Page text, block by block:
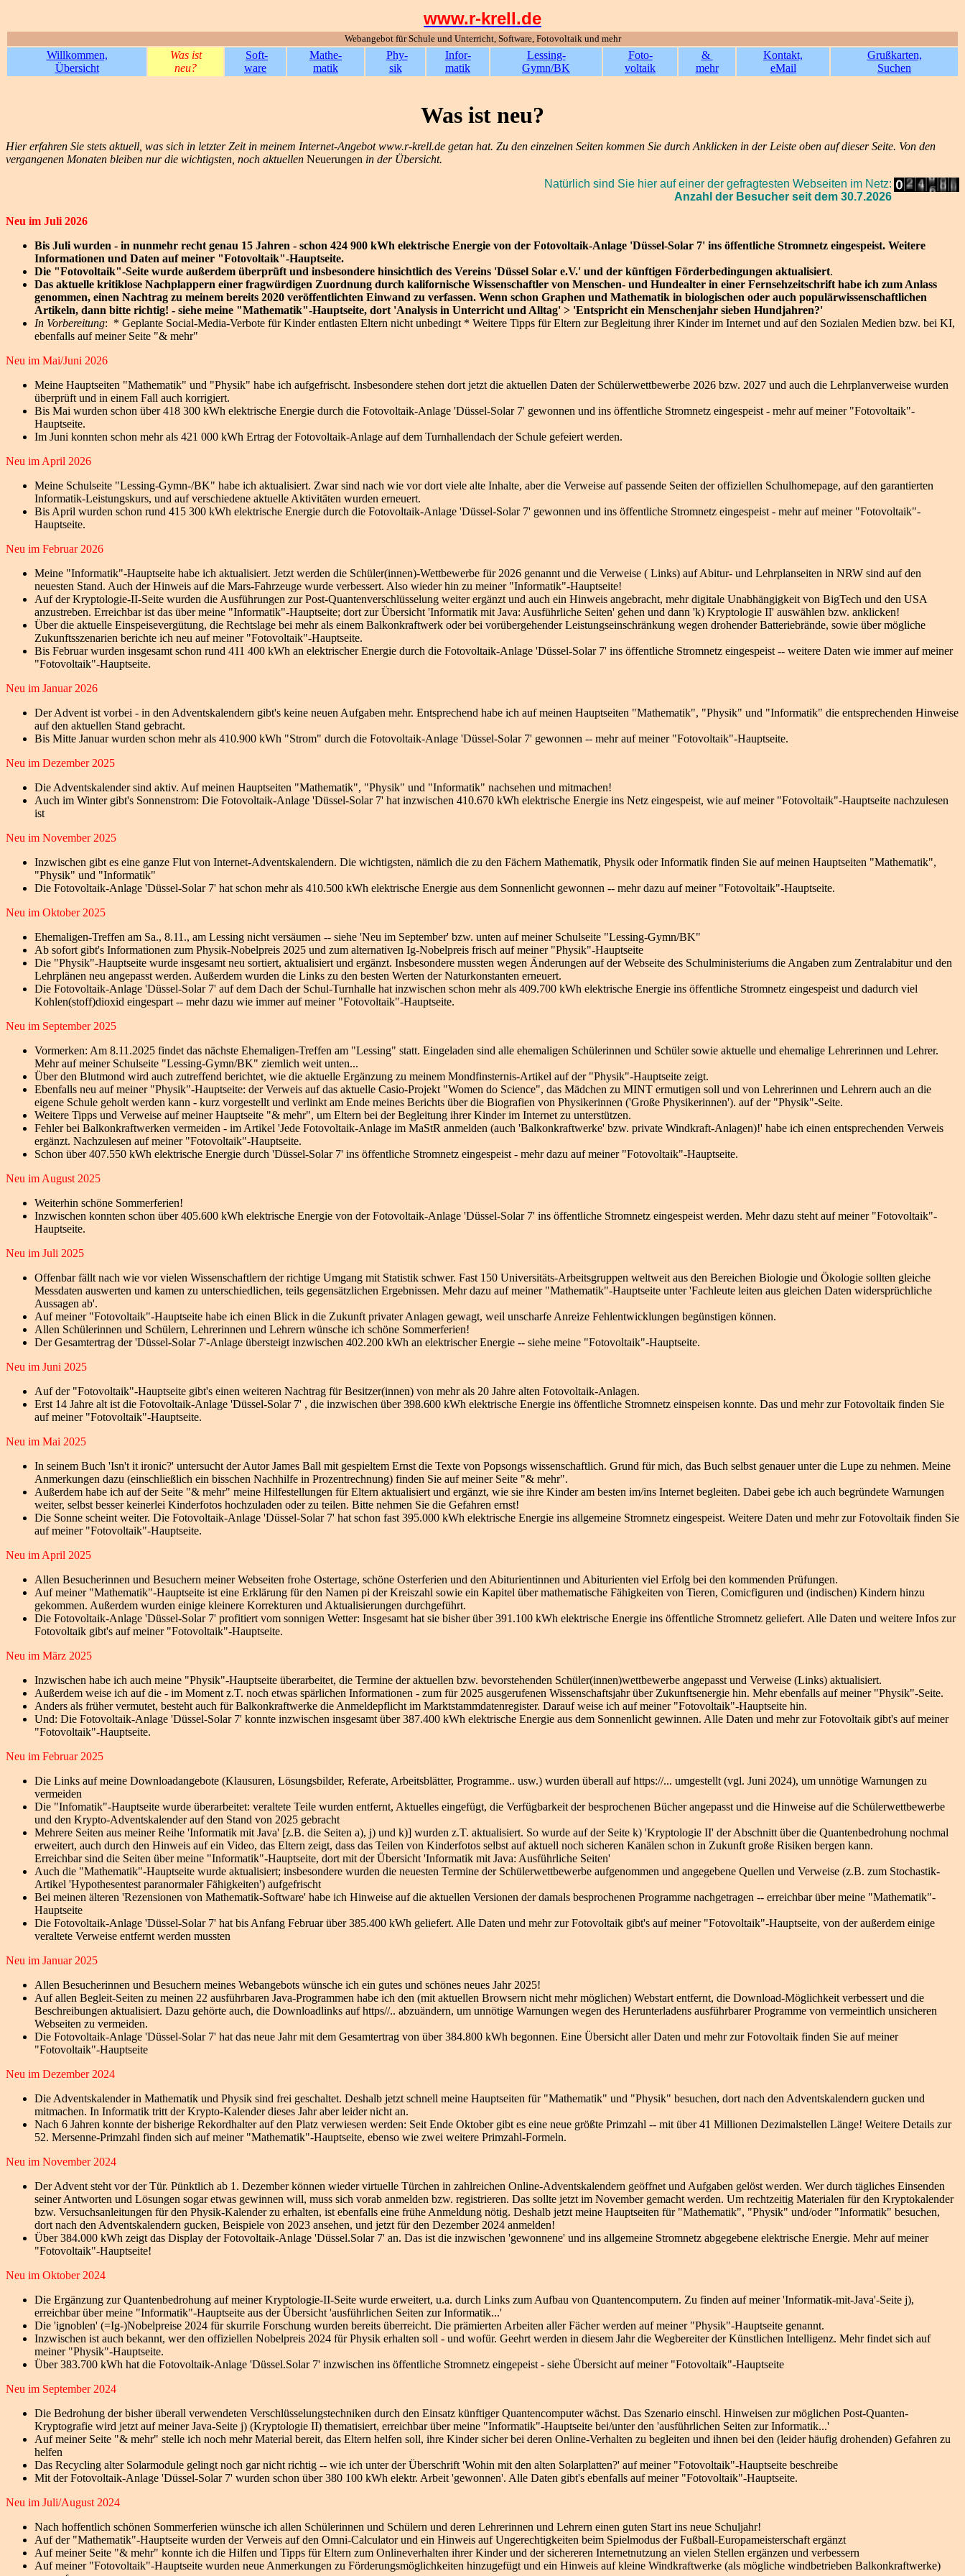
www.r-krell.de
Webangebot für Schule und Unterricht, Software, Fotovoltaik und mehr
Willkommen,
Übersicht
Was ist
neu?
Soft-
ware
Mathe-
matik
Phy-
sik
Infor-
matik
Lessing-
Gymn/BK
Foto-
voltaik
&
mehr
Kontakt,
eMail
Grußkarten,
Suchen
Was ist neu?
Hier erfahren Sie stets aktuell, was sich in letzter Zeit in meinem Internet-Angebot www.r-krell.de getan hat. Zu den einzelnen Seiten kommen Sie durch Anklicken in der Leiste oben auf dieser Seite. Von den
vergangenen Monaten bleiben nur die wichtigsten, noch aktuellen Neuerungen in der Übersicht.
Natürlich sind Sie hier auf einer der gefragtesten Webseiten im Netz:
Anzahl der Besucher seit dem 30.7.2026
Neu im Juli 2026
Bis Juli wurden - in nunmehr recht genau 15 Jahren - schon 424 900 kWh elektrische Energie von der Fotovoltaik-Anlage 'Düssel-Solar 7' ins öffentliche Stromnetz eingespeist. Weitere
Informationen und Daten auf meiner "Fotovoltaik"-Hauptseite.
Die "Fotovoltaik"-Seite wurde außerdem überprüft und insbesondere hinsichtlich des Vereins 'Düssel Solar e.V.' und der künftigen Förderbedingungen aktualisiert.
Das aktuelle kritiklose Nachplappern einer fragwürdigen Zuordnung durch kalifornische Wissenschaftler von Menschen- und Hundealter in einer Fernsehzeitschrift habe ich zum Anlass
genommen, einen Nachtrag zu meinem bereits 2020 veröffentlichten Einwand zu verfassen. Wenn schon Graphen und Mathematik in biologischen oder auch populärwissenschaftlichen
Artikeln, dann bitte richtig! - siehe meine "Mathematik"-Hauptseite, dort 'Analysis in Unterricht und Alltag' > 'Entspricht ein Menschenjahr sieben Hundjahren?'
In Vorbereitung: * Geplante Social-Media-Verbote für Kinder entlasten Eltern nicht unbedingt * Weitere Tipps für Eltern zur Begleitung ihrer Kinder im Internet und auf den Sozialen Medien bzw. bei KI,
ebenfalls auf meiner Seite "& mehr"
Neu im Mai/Juni 2026
Meine Hauptseiten "Mathematik" und "Physik" habe ich aufgefrischt. Insbesondere stehen dort jetzt die aktuellen Daten der Schülerwettbewerbe 2026 bzw. 2027 und auch die Lehrplanverweise wurden
überprüft und in einem Fall auch korrigiert.
Bis Mai wurden schon über 418 300 kWh elektrische Energie durch die Fotovoltaik-Anlage 'Düssel-Solar 7' gewonnen und ins öffentliche Stromnetz eingespeist - mehr auf meiner "Fotovoltaik"-
Hauptseite.
Im Juni konnten schon mehr als 421 000 kWh Ertrag der Fotovoltaik-Anlage auf dem Turnhallendach der Schule gefeiert werden.
Neu im April 2026
Meine Schulseite "Lessing-Gymn-/BK" habe ich aktualisiert. Zwar sind nach wie vor dort viele alte Inhalte, aber die Verweise auf passende Seiten der offiziellen Schulhomepage, auf den garantierten
Informatik-Leistungskurs, und auf verschiedene aktuelle Aktivitäten wurden erneuert.
Bis April wurden schon rund 415 300 kWh elektrische Energie durch die Fotovoltaik-Anlage 'Düssel-Solar 7' gewonnen und ins öffentliche Stromnetz eingespeist - mehr auf meiner "Fotovoltaik"-
Hauptseite.
Neu im Februar 2026
Meine "Informatik"-Hauptseite habe ich aktualisiert. Jetzt werden die Schüler(innen)-Wettbewerbe für 2026 genannt und die Verweise ( Links) auf Abitur- und Lehrplanseiten in NRW sind auf den
neuesten Stand. Auch der Hinweis auf die Mars-Fahrzeuge wurde verbessert. Also wieder hin zu meiner "Informatik"-Hauptseite!
Auf der Kryptologie-II-Seite wurden die Ausführungen zur Post-Quantenverschlüsselung weiter ergänzt und auch ein Hinweis angebracht, mehr digitale Unabhängigkeit von BigTech und den USA
anzustreben. Erreichbar ist das über meine "Informatik"-Hauptseite; dort zur Übersicht 'Informatik mit Java: Ausführliche Seiten' gehen und dann 'k) Kryptologie II' auswählen bzw. anklicken!
Über die aktuelle Einspeisevergütung, die Rechtslage bei mehr als einem Balkonkraftwerk oder bei vorübergehender Leistungseinschränkung wegen drohender Batteriebrände, sowie über mögliche
Zukunftsszenarien berichte ich neu auf meiner "Fotovoltaik"-Hauptseite.
Bis Februar wurden insgesamt schon rund 411 400 kWh an elektrischer Energie durch die Fotovoltaik-Anlage 'Düssel-Solar 7' ins öffentliche Stromnetz eingespeist -- weitere Daten wie immer auf meiner
"Fotovoltaik"-Hauptseite.
Neu im Januar 2026
Der Advent ist vorbei - in den Adventskalendern gibt's keine neuen Aufgaben mehr. Entsprechend habe ich auf meinen Hauptseiten "Mathematik", "Physik" und "Informatik" die entsprechenden Hinweise
auf den aktuellen Stand gebracht.
Bis Mitte Januar wurden schon mehr als 410.900 kWh "Strom" durch die Fotovoltaik-Anlage 'Düssel-Solar 7' gewonnen -- mehr auf meiner "Fotovoltaik"-Hauptseite.
Neu im Dezember 2025
Die Adventskalender sind aktiv. Auf meinen Hauptseiten "Mathematik", "Physik" und "Informatik" nachsehen und mitmachen!
Auch im Winter gibt's Sonnenstrom: Die Fotovoltaik-Anlage 'Düssel-Solar 7' hat inzwischen 410.670 kWh elektrische Energie ins Netz eingespeist, wie auf meiner "Fotovoltaik"-Hauptseite nachzulesen
ist
Neu im November 2025
Inzwischen gibt es eine ganze Flut von Internet-Adventskalendern. Die wichtigsten, nämlich die zu den Fächern Mathematik, Physik oder Informatik finden Sie auf meinen Hauptseiten "Mathematik",
"Physik" und "Informatik"
Die Fotovoltaik-Anlage 'Düssel-Solar 7' hat schon mehr als 410.500 kWh elektrische Energie aus dem Sonnenlicht gewonnen -- mehr dazu auf meiner "Fotovoltaik"-Hauptseite.
Neu im Oktober 2025
Ehemaligen-Treffen am Sa., 8.11., am Lessing nicht versäumen -- siehe 'Neu im September' bzw. unten auf meiner Schulseite "Lessing-Gymn/BK"
Ab sofort gibt's Informationen zum Physik-Nobelpreis 2025 und zum alternativen Ig-Nobelpreis frisch auf meiner "Physik"-Hauptseite
Die "Physik"-Hauptseite wurde insgesamt neu sortiert, aktualisiert und ergänzt. Insbesondere mussten wegen Änderungen auf der Webseite des Schulministeriums die Angaben zum Zentralabitur und den
Lehrplänen neu angepasst werden. Außerdem wurden die Links zu den besten Werten der Naturkonstanten erneuert.
Die Fotovoltaik-Anlage 'Düssel-Solar 7' auf dem Dach der Schul-Turnhalle hat inzwischen schon mehr als 409.700 kWh elektrische Energie ins öffentliche Stromnetz eingespeist und dadurch viel
Kohlen(stoff)dioxid eingespart -- mehr dazu wie immer auf meiner "Fotovoltaik"-Hauptseite.
Neu im September 2025
Vormerken: Am 8.11.2025 findet das nächste Ehemaligen-Treffen am "Lessing" statt. Eingeladen sind alle ehemaligen Schülerinnen und Schüler sowie aktuelle und ehemalige Lehrerinnen und Lehrer.
Mehr auf meiner Schulseite "Lessing-Gymn/BK" ziemlich weit unten...
Über den Blutmond wird auch zutreffend berichtet, wie die aktuelle Ergänzung zu meinem Mondfinsternis-Artikel auf der "Physik"-Hauptseite zeigt.
Ebenfalls neu auf meiner "Physik"-Hauptseite: der Verweis auf das aktuelle Casio-Projekt "Women do Science", das Mädchen zu MINT ermutigen soll und von Lehrerinnen und Lehrern auch an die
eigene Schule geholt werden kann - kurz vorgestellt und verlinkt am Ende meines Berichts über die Biografien von Physikerinnen ('Große Physikerinnen'). auf der "Physik"-Seite.
Weitere Tipps und Verweise auf meiner Hauptseite "& mehr", um Eltern bei der Begleitung ihrer Kinder im Internet zu unterstützen.
Fehler bei Balkonkraftwerken vermeiden - im Artikel 'Jede Fotovoltaik-Anlage im MaStR anmelden (auch 'Balkonkraftwerke' bzw. private Windkraft-Anlagen)!' habe ich einen entsprechenden Verweis
ergänzt. Nachzulesen auf meiner "Fotovoltaik"-Hauptseite.
Schon über 407.550 kWh elektrische Energie durch 'Düssel-Solar 7' ins öffentliche Stromnetz eingespeist - mehr dazu auf meiner "Fotovoltaik"-Hauptseite.
Neu im August 2025
Weiterhin schöne Sommerferien!
Inzwischen konnten schon über 405.600 kWh elektrische Energie von der Fotovoltaik-Anlage 'Düssel-Solar 7' ins öffentliche Stromnetz eingespeist werden. Mehr dazu steht auf meiner "Fotovoltaik"-
Hauptseite.
Neu im Juli 2025
Offenbar fällt nach wie vor vielen Wissenschaftlern der richtige Umgang mit Statistik schwer. Fast 150 Universitäts-Arbeitsgruppen weltweit aus den Bereichen Biologie und Ökologie sollten gleiche
Messdaten auswerten und kamen zu unterschiedlichen, teils gegensätzlichen Ergebnissen. Mehr dazu auf meiner "Mathematik"-Hauptseite unter 'Fachleute leiten aus gleichen Daten widersprüchliche
Aussagen ab'.
Auf meiner "Fotovoltaik"-Hauptseite habe ich einen Blick in die Zukunft privater Anlagen gewagt, weil unscharfe Anreize Fehlentwicklungen begünstigen können.
Allen Schülerinnen und Schülern, Lehrerinnen und Lehrern wünsche ich schöne Sommerferien!
Der Gesamtertrag der 'Düssel-Solar 7'-Anlage übersteigt inzwischen 402.200 kWh an elektrischer Energie -- siehe meine "Fotovoltaik"-Hauptseite.
Neu im Juni 2025
Auf der "Fotovoltaik"-Hauptseite gibt's einen weiteren Nachtrag für Besitzer(innen) von mehr als 20 Jahre alten Fotovoltaik-Anlagen.
Erst 14 Jahre alt ist die Fotovoltaik-Anlage 'Düssel-Solar 7' , die inzwischen über 398.600 kWh elektrische Energie ins öffentliche Stromnetz einspeisen konnte. Das und mehr zur Fotovoltaik finden Sie
auf meiner "Fotovoltaik"-Hauptseite.
Neu im Mai 2025
In seinem Buch 'Isn't it ironic?' untersucht der Autor James Ball mit gespieltem Ernst die Texte von Popsongs wissenschaftlich. Grund für mich, das Buch selbst genauer unter die Lupe zu nehmen. Meine
Anmerkungen dazu (einschließlich ein bisschen Nachhilfe in Prozentrechnung) finden Sie auf meiner Seite "& mehr".
Außerdem habe ich auf der Seite "& mehr" meine Hilfestellungen für Eltern aktualisiert und ergänzt, wie sie ihre Kinder am besten im/ins Internet begleiten. Dabei gebe ich auch begründete Warnungen
weiter, selbst besser keinerlei Kinderfotos hochzuladen oder zu teilen. Bitte nehmen Sie die Gefahren ernst!
Die Sonne scheint weiter. Die Fotovoltaik-Anlage 'Düssel-Solar 7' hat schon fast 395.000 kWh elektrische Energie ins allgemeine Stromnetz eingespeist. Weitere Daten und mehr zur Fotovoltaik finden Sie
auf meiner "Fotovoltaik"-Hauptseite.
Neu im April 2025
Allen Besucherinnen und Besuchern meiner Webseiten frohe Ostertage, schöne Osterferien und den Abiturientinnen und Abiturienten viel Erfolg bei den kommenden Prüfungen.
Auf meiner "Mathematik"-Hauptseite ist eine Erklärung für den Namen pi der Kreiszahl sowie ein Kapitel über mathematische Fähigkeiten von Tieren, Comicfiguren und (indischen) Kindern hinzu
gekommen. Außerdem wurden einige kleinere Korrekturen und Aktualisierungen durchgeführt.
Die Fotovoltaik-Anlage 'Düssel-Solar 7' profitiert vom sonnigen Wetter: Insgesamt hat sie bisher über 391.100 kWh elektrische Energie ins öffentliche Stromnetz geliefert. Alle Daten und weitere Infos zur
Fotovoltaik gibt's auf meiner "Fotovoltaik"-Hauptseite.
Neu im März 2025
Inzwischen habe ich auch meine "Physik"-Hauptseite überarbeitet, die Termine der aktuellen bzw. bevorstehenden Schüler(innen)wettbewerbe angepasst und Verweise (Links) aktualisiert.
Außerdem weise ich auf die - im Moment z.T. noch etwas spärlichen Informationen - zum für 2025 ausgerufenen Wissenschaftsjahr über Zukunftsenergie hin. Mehr ebenfalls auf meiner "Physik"-Seite.
Anders als früher vermutet, besteht auch für Balkonkraftwerke die Anmeldepflicht im Marktstammdatenregister. Darauf weise ich auf meiner "Fotovoltaik"-Hauptseite hin.
Und: Die Fotovoltaik-Anlage 'Düssel-Solar 7' konnte inzwischen insgesamt über 387.400 kWh elektrische Energie aus dem Sonnenlicht gewinnen. Alle Daten und mehr zur Fotovoltaik gibt's auf meiner
"Fotovoltaik"-Hauptseite.
Neu im Februar 2025
Die Links auf meine Downloadangebote (Klausuren, Lösungsbilder, Referate, Arbeitsblätter, Programme.. usw.) wurden überall auf https://... umgestellt (vgl. Juni 2024), um unnötige Warnungen zu
vermeiden
Die "Infomatik"-Hauptseite wurde überarbeitet: veraltete Teile wurden entfernt, Aktuelles eingefügt, die Verfügbarkeit der besprochenen Bücher angepasst und die Hinweise auf die Schülerwettbewerbe
und den Krypto-Adventskalender auf den Stand von 2025 gebracht
Mehrere Seiten aus meiner Reihe 'Informatik mit Java' [z.B. die Seiten a), j) und k)] wurden z.T. aktualisiert. So wurde auf der Seite k) 'Kryptologie II' der Abschnitt über die Quantenbedrohung nochmal
erweitert, auch durch den Hinweis auf ein Video, das Eltern zeigt, dass das Teilen von Kinderfotos selbst auf aktuell noch sicheren Kanälen schon in Zukunft große Risiken bergen kann.
Erreichbar sind die Seiten über meine "Informatik"-Hauptseite, dort mit der Übersicht 'Informatik mit Java: Ausführliche Seiten'
Auch die "Mathematik"-Hauptseite wurde aktualisiert; insbesondere wurden die neuesten Termine der Schülerwettbewerbe aufgenommen und angegebene Quellen und Verweise (z.B. zum Stochastik-
Artikel 'Hypothesentest paranormaler Fähigkeiten') aufgefrischt
Bei meinen älteren 'Rezensionen von Mathematik-Software' habe ich Hinweise auf die aktuellen Versionen der damals besprochenen Programme nachgetragen -- erreichbar über meine "Mathematik"-
Hauptseite
Die Fotovoltaik-Anlage 'Düssel-Solar 7' hat bis Anfang Februar über 385.400 kWh geliefert. Alle Daten und mehr zur Fotovoltaik gibt's auf meiner "Fotovoltaik"-Hauptseite, von der außerdem einige
veraltete Verweise entfernt werden mussten
Neu im Januar 2025
Allen Besucherinnen und Besuchern meines Webangebots wünsche ich ein gutes und schönes neues Jahr 2025!
Auf allen Begleit-Seiten zu meinen 22 ausführbaren Java-Programmen habe ich den (mit aktuellen Browsern nicht mehr möglichen) Webstart entfernt, die Download-Möglichkeit verbessert und die
Beschreibungen aktualisiert. Dazu gehörte auch, die Downloadlinks auf https//.. abzuändern, um unnötige Warnungen wegen des Herunterladens ausführbarer Programme von vermeintlich unsicheren
Webseiten zu vermeiden.
Die Fotovoltaik-Anlage 'Düssel-Solar 7' hat das neue Jahr mit dem Gesamtertrag von über 384.800 kWh begonnen. Eine Übersicht aller Daten und mehr zur Fotovoltaik finden Sie auf meiner
"Fotovoltaik"-Hauptseite
Neu im Dezember 2024
Die Adventskalender in Mathematik und Physik sind frei geschaltet. Deshalb jetzt schnell meine Hauptseiten für "Mathematik" und "Physik" besuchen, dort nach den Adventskalendern gucken und
mitmachen. In Informatik tritt der Krypto-Kalender dieses Jahr aber leider nicht an.
Nach 6 Jahren konnte der bisherige Rekordhalter auf den Platz verwiesen werden: Seit Ende Oktober gibt es eine neue größte Primzahl -- mit über 41 Millionen Dezimalstellen Länge! Weitere Details zur
52. Mersenne-Primzahl finden sich auf meiner "Mathematik"-Hauptseite, ebenso wie zwei weitere Primzahl-Formeln.
Neu im November 2024
Der Advent steht vor der Tür. Pünktlich ab 1. Dezember können wieder virtuelle Türchen in zahlreichen Online-Adventskalendern geöffnet und Aufgaben gelöst werden. Wer durch tägliches Einsenden
seiner Antworten und Lösungen sogar etwas gewinnen will, muss sich vorab anmelden bzw. registrieren. Das sollte jetzt im November gemacht werden. Um rechtzeitig Materialen für den Kryptokalender
bzw. Versuchsanleitungen für den Physik-Kalender zu erhalten, ist ebenfalls eine frühe Anmeldung nötig. Deshalb jetzt meine Hauptseiten für "Mathematik", "Physik" und/oder "Informatik" besuchen,
dort nach den Adventskalendern gucken, Beispiele von 2023 ansehen, und jetzt für den Dezember 2024 anmelden!
Über 384.000 kWh zeigt das Display der Fotovoltaik-Anlage 'Düssel.Solar 7' an. Das ist die inzwischen 'gewonnene' und ins allgemeine Stromnetz abgegebene elektrische Energie. Mehr auf meiner
"Fotovoltaik"-Hauptseite!
Neu im Oktober 2024
Die Ergänzung zur Quantenbedrohung auf meiner Kryptologie-II-Seite wurde erweitert, u.a. durch Links zum Aufbau von Quantencomputern. Zu finden auf meiner 'Informatik-mit-Java'-Seite j),
erreichbar über meine "Informatik"-Hauptseite aus der Übersicht 'ausführlichen Seiten zur Informatik...'
Die 'ignoblen' (=Ig-)Nobelpreise 2024 für skurrile Forschung wurden bereits überreicht. Die prämierten Arbeiten aller Fächer werden auf meiner "Physik"-Hauptseite genannt.
Inzwischen ist auch bekannt, wer den offiziellen Nobelpreis 2024 für Physik erhalten soll - und wofür. Geehrt werden in diesem Jahr die Wegbereiter der Künstlichen Intelligenz. Mehr findet sich auf
meiner "Physik"-Hauptseite.
Über 383.700 kWh hat die Fotovoltaik-Anlage 'Düssel.Solar 7' inzwischen ins öffentliche Stromnetz eingepeist - siehe Übersicht auf meiner "Fotovoltaik"-Hauptseite
Neu im September 2024
Die Bedrohung der bisher überall verwendeten Verschlüsselungstechniken durch den Einsatz künftiger Quantencomputer wächst. Das Szenario einschl. Hinweisen zur möglichen Post-Quanten-
Kryptografie wird jetzt auf meiner Java-Seite j) (Kryptologie II) thematisiert, erreichbar über meine "Informatik"-Hauptseite bei/unter den 'ausführlichen Seiten zur Informatik...'
Auf meiner Seite "& mehr" stelle ich noch mehr Material bereit, das Eltern helfen soll, ihre Kinder sicher bei deren Online-Verhalten zu begleiten und ihnen bei den (leider häufig drohenden) Gefahren zu
helfen
Das Recycling alter Solarmodule gelingt noch gar nicht richtig -- wie ich unter der Überschrift 'Wohin mit den alten Solarplatten?' auf meiner "Fotovoltaik"-Hauptseite beschreibe
Mit der Fotovoltaik-Anlage 'Düssel-Solar 7' wurden schon über 380 100 kWh elektr. Arbeit 'gewonnen'. Alle Daten gibt's ebenfalls auf meiner "Fotovoltaik"-Hauptseite.
Neu im Juli/August 2024
Nach hoffentlich schönen Sommerferien wünsche ich allen Schülerinnen und Schülern und deren Lehrerinnen und Lehrern einen guten Start ins neue Schuljahr!
Auf der "Mathematik"-Hauptseite wurden der Verweis auf den Omni-Calculator und ein Hinweis auf Ungerechtigkeiten beim Spielmodus der Fußball-Europameisterschaft ergänzt
Auf meiner Seite "& mehr" konnte ich die Hilfen und Tipps für Eltern zum Onlineverhalten ihrer Kinder und der sichereren Internetnutzung an vielen Stellen ergänzen und verbessern
Auf meiner "Fotovoltaik"-Hauptseite wurden neue Anmerkungen zu Förderungsmöglichkeiten hinzugefügt und ein Hinweis auf kleine Windkraftwerke (als mögliche windbetrieben Balkonkraftwerke)